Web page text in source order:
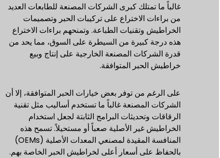
غالباً ما تمتلك كبرى الشركات المصنعة للطابعات العديد
من براءات الاختراع على تركيبات الحبر وتصميمات
الخراطيش وتقنيات الطباعة. وتمنحهم براءات الاختراع
هذه درجة كبيرة من السيطرة على السوق، مما يحد من
قدرة الشركات المصنعة الخارجية على إنتاج وبيع
خراطيش الحبر المتوافقة.
على الرغم من توفر بعض خيارات الحبر المتوافقة، إلا أن
الشركات المصنعة غالباً ما تستخدم أساليب مثل تقنية
الرقاقات وتحديثات البرامج الثابتة لجعل استخدام
الخراطيش غير الأصلية صعباً أو مستحيلاً. تسمح هذه
المنافسة المقيدة لمصنعي المعدات الأصلية (OEMs)
بالحفاظ على أسعار أعلى لخراطيش الحبر الخاصة بهم.